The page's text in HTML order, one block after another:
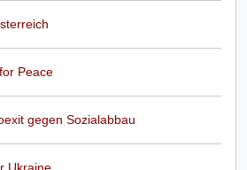
Peace
gegen Sozialabbau